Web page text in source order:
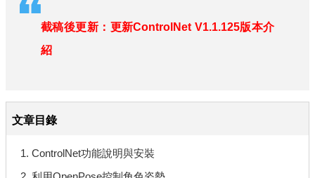
截稿後更新：更新ControlNet V1.1.125版本介
紹
文章目錄
1. ControlNet功能說明與安裝